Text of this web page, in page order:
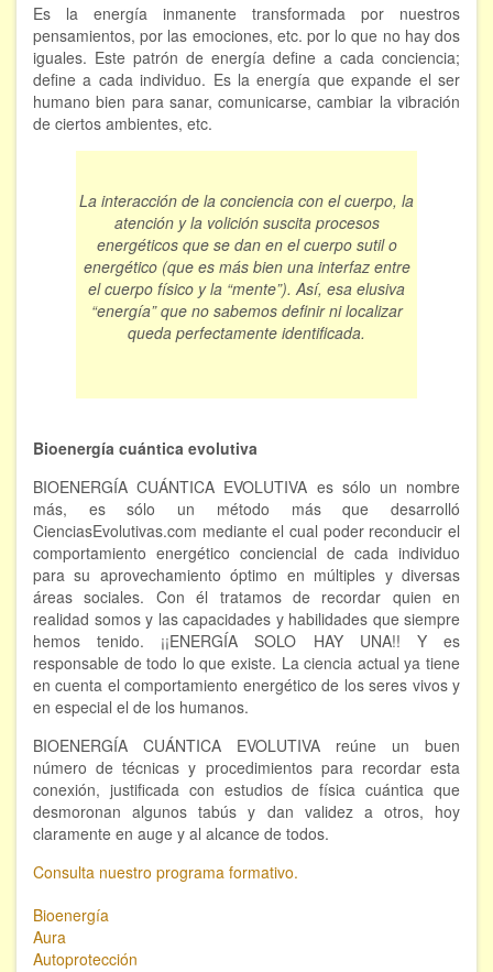
Es la energía inmanente transformada por nuestros
pensamientos, por las emociones, etc. por lo que no hay dos
iguales. Este patrón de energía define a cada conciencia;
define a cada individuo. Es la energía que expande el ser
humano bien para sanar, comunicarse, cambiar la vibración
de ciertos ambientes, etc.
La interacción de la conciencia con el cuerpo, la
atención y la volición suscita procesos
energéticos que se dan en el cuerpo sutil o
energético (que es más bien una interfaz entre
el cuerpo físico y la “mente”). Así, esa elusiva
“energía” que no sabemos definir ni localizar
queda perfectamente identificada.
Bioenergía cuántica evolutiva
BIOENERGÍA CUÁNTICA EVOLUTIVA es sólo un nombre
más, es sólo un método más que desarrolló
CienciasEvolutivas.com mediante el cual poder reconducir el
comportamiento energético conciencial de cada individuo
para su aprovechamiento óptimo en múltiples y diversas
áreas sociales. Con él tratamos de recordar quien en
realidad somos y las capacidades y habilidades que siempre
hemos tenido. ¡¡ENERGÍA SOLO HAY UNA!! Y es
responsable de todo lo que existe. La ciencia actual ya tiene
en cuenta el comportamiento energético de los seres vivos y
en especial el de los humanos.
BIOENERGÍA CUÁNTICA EVOLUTIVA reúne un buen
número de técnicas y procedimientos para recordar esta
conexión, justificada con estudios de física cuántica que
desmoronan algunos tabús y dan validez a otros, hoy
claramente en auge y al alcance de todos.
Consulta nuestro programa formativo.
Bioenergía
Aura
Autoprotección